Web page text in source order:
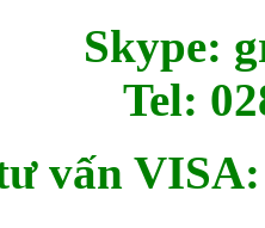
Skype:
Tel:
vấn VISA: